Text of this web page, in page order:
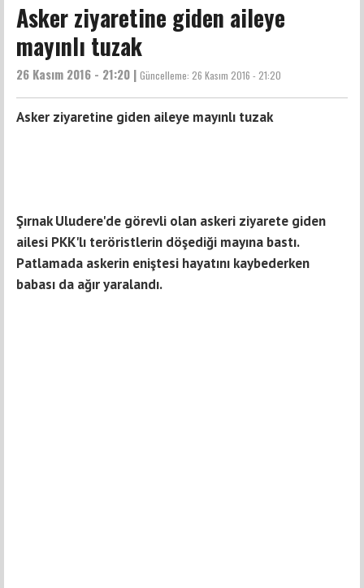
Asker ziyaretine giden aileye
mayınlı tuzak
26 Kasım 2016 - 21:20 | Güncelleme: 26 Kasım 2016 - 21:20
Asker ziyaretine giden aileye mayınlı tuzak
Şırnak Uludere'de görevli olan askeri ziyarete giden
ailesi PKK'lı teröristlerin döşediği mayına bastı.
Patlamada askerin eniştesi hayatını kaybederken
babası da ağır yaralandı.